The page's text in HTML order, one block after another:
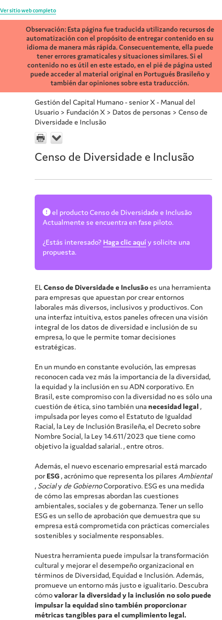
Ver sitio web completo
Observación: Esta página fue traducida utilizando recursos de
automatización con el propósito de entregar contenido en su
idioma de manera más rápida. Consecuentemente, ella puede
tener errores gramaticales y situaciones similares. Si el
contenido no es útil en este estado, en el pié de página usted
puede acceder al material original en Portugués Brasileño y
también dar opiniones sobre esta traducción.
Gestión del Capital Humano - senior X - Manual del
Usuario > Fundación X > Datos de personas > Censo de
Diversidade e Inclusão
Censo de Diversidade e Inclusão
el productoCenso de Diversidade e Inclusão
Actualmente se encuentra en fase piloto.
¿Estás interesado? Haga clic aquíy solicite una
propuesta.
ELCenso de Diversidade e Inclusãoes una herramienta
para empresas que apuestan por crear entornos
laborales más diversos, inclusivos y productivos. Con
una interfaz intuitiva, estos paneles ofrecen una visión
integral de los datos de diversidad e inclusión de su
empresa, lo que le permite tomar decisiones
estratégicas.
En un mundo en constante evolución, las empresas
reconocen cada vez más la importancia de la diversidad,
la equidad y la inclusión en su ADN corporativo. En
Brasil, este compromiso con la diversidad no es sólo una
cuestión de ética, sino también una necesidad legal ,
impulsada por leyes como el Estatuto de Igualdad
Racial, la Ley de Inclusión Brasileña, el Decreto sobre
Nombre Social, la Ley 14.611/2023 que tiene como
objetivo la igualdad salarial. , entre otros.
Además, el nuevo escenario empresarial está marcado
porESG, acrónimo que representa los pilares Ambiental
, Socialy de GobiernoCorporativo. ESG es una medida
de cómo las empresas abordan las cuestiones
ambientales, sociales y de gobernanza. Tener un sello
ESG es un sello de aprobación que demuestra que su
empresa está comprometida con prácticas comerciales
sostenibles y socialmente responsables.
Nuestra herramienta puede impulsar la transformación
cultural y mejorar el desempeño organizacional en
términos de Diversidad, Equidad e Inclusión. Además,
promueve un entorno más justo e igualitario. Descubra
cómovalorar la diversidad y la inclusión no solo puede
impulsar la equidad sino también proporcionar
métricas tangibles para el cumplimiento legal.